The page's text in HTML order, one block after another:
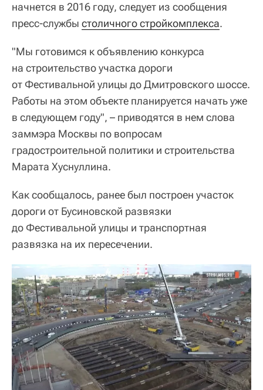
начнется в 2016 году, следует из сообщения
пресс-службы столичного стройкомплекса.
"Мы готовимся к объявлению конкурса
на строительство участка дороги
от Фестивальной улицы до Дмитровского шоссе.
Работы на этом объекте планируется начать уже
в следующем году", – приводятся в нем слова
заммэра Москвы по вопросам
градостроительной политики и строительства
Марата Хуснуллина.
Как сообщалось, ранее был построен участок
дороги от Бусиновской развязки
до Фестивальной улицы и транспортная
развязка на их пересечении.